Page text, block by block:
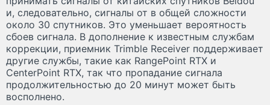
и, следовательно, сигналы от в общей сложности
около 30 спутников. Это уменьшает вероятность
сбоев сигнала. В дополнение к известным службам
коррекции, приемник Trimble Receiver поддерживает
другие службы, такие как RangePoint RTX и
CenterPoint RTX, так что пропадание сигнала
продолжительностью до 20 минут может быть
восполнено.